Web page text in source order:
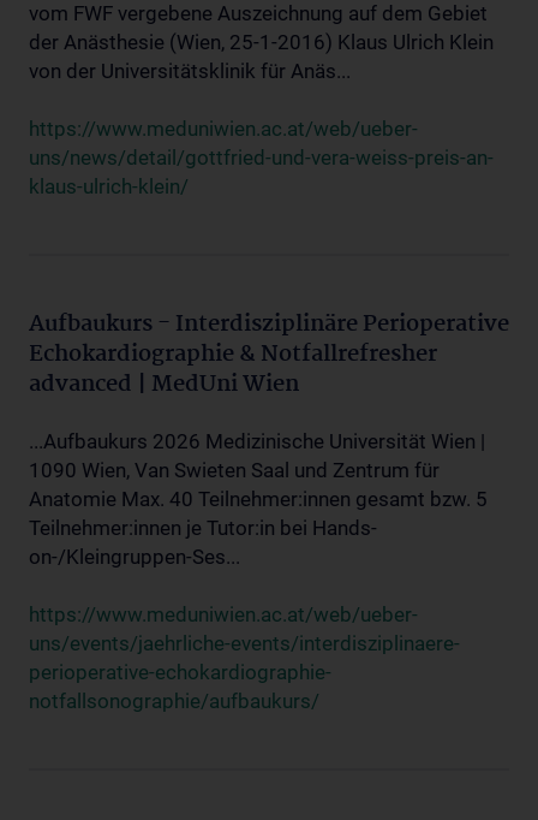
vom FWF vergebene Auszeichnung auf dem Gebiet
der Anästhesie (Wien, 25-1-2016) Klaus Ulrich Klein
von der Universitätsklinik für Anäs...
https://www.meduniwien.ac.at/web/ueber-
uns/news/detail/gottfried-und-vera-weiss-preis-an-
klaus-ulrich-klein/
Aufbaukurs - Interdisziplinäre Perioperative
Echokardiographie & Notfallrefresher
advanced | MedUni Wien
...Aufbaukurs 2026 Medizinische Universität Wien |
1090 Wien, Van Swieten Saal und Zentrum für
Anatomie Max. 40 Teilnehmer:innen gesamt bzw. 5
Teilnehmer:innen je Tutor:in bei Hands-
on-/Kleingruppen-Ses...
https://www.meduniwien.ac.at/web/ueber-
uns/events/jaehrliche-events/interdisziplinaere-
perioperative-echokardiographie-
notfallsonographie/aufbaukurs/